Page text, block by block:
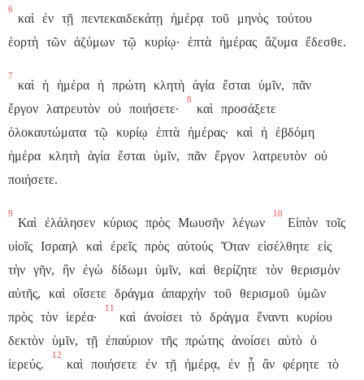
6
καὶ ἐν τῇ πεντεκαιδεκάτῃ ἡμέρᾳ τοῦ μηνὸς τούτου
ἑορτὴ τῶν ἀζύμων τῷ κυρίῳ· ἑπτὰ ἡμέρας ἄζυμα ἔδεσθε.
7
καὶ ἡ ἡμέρα ἡ πρώτη κλητὴ ἁγία ἔσται ὑμῖν,
πᾶν
ἔργον
λατρευτὸν οὐ ποιήσετε·
8
καὶ
προσάξετε
ὁλοκαυτώματα τῷ κυρίῳ ἑπτὰ ἡμέρας· καὶ ἡ ἑβδόμη
ἡμέρα κλητὴ ἁγία ἔσται ὑμῖν, πᾶν ἔργον λατρευτὸν οὐ
ποιήσετε.
9
Καὶ ἐλάλησεν κύριος πρὸς Μωυσῆν λέγων
10
Εἰπὸν τοῖς
υἱοῖς Ισραηλ καὶ ἐρεῖς πρὸς αὐτούς Ὅταν εἰσέλθητε
εἰς
τὴν γῆν, ἣν ἐγὼ δίδωμι ὑμῖν, καὶ θερίζητε τὸν θερισμὸν
αὐτῆς,
καὶ οἴσετε δράγμα ἀπαρχὴν τοῦ θερισμοῦ ὑμῶν
πρὸς τὸν ἱερέα·
11
καὶ ἀνοίσει τὸ δράγμα ἔναντι
κυρίου
δεκτὸν ὑμῖν, τῇ ἐπαύριον τῆς πρώτης ἀνοίσει αὐτὸ ὁ
ἱερεύς.
12
καὶ ποιήσετε ἐν τῇ ἡμέρᾳ, ἐν ᾗ ἂν φέρητε
τὸ